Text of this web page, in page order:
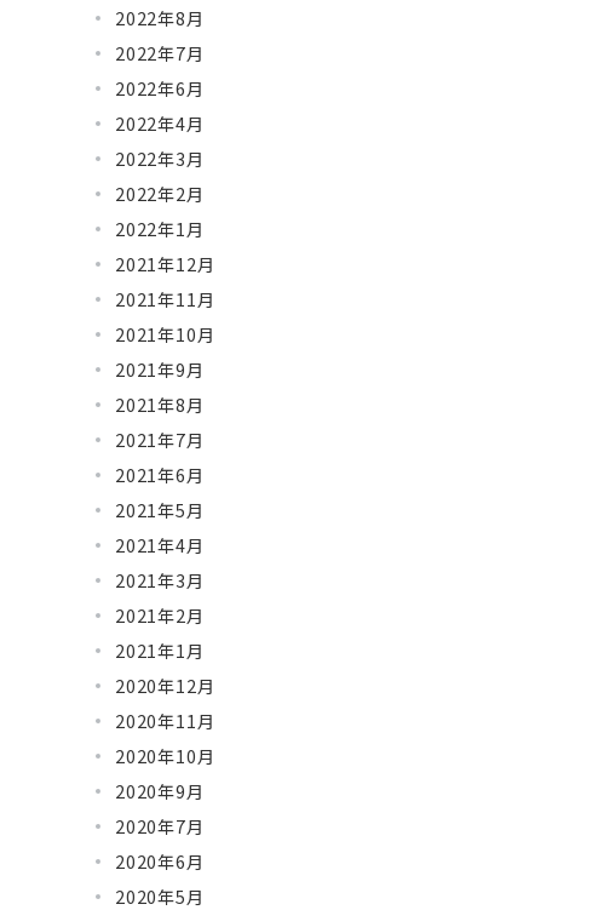
2022年8月
2022年7月
2022年6月
2022年4月
2022年3月
2022年2月
2022年1月
2021年12月
2021年11月
2021年10月
2021年9月
2021年8月
2021年7月
2021年6月
2021年5月
2021年4月
2021年3月
2021年2月
2021年1月
2020年12月
2020年11月
2020年10月
2020年9月
2020年7月
2020年6月
2020年5月